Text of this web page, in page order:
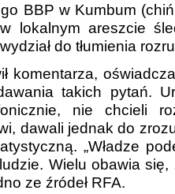
BBP w Kumbum
lokalnym areszcie
do tłumienia
komentarza,
takich pytań.
nie chcieli
dawali jednak do
„Władze
Wielu obawia
ze źródeł RFA.